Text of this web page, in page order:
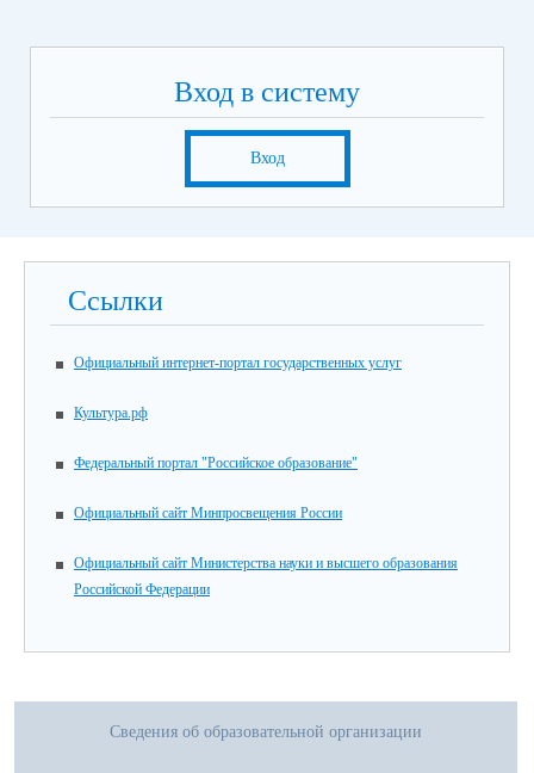
Вход в систему
Вход
Ссылки
Официальный интернет-портал государственных услуг
Культура.рф
Федеральный портал "Российское образование"
Официальный сайт Минпросвещения России
Официальный сайт Министерства науки и высшего образования
Российской Федерации
Сведения об образовательной организации